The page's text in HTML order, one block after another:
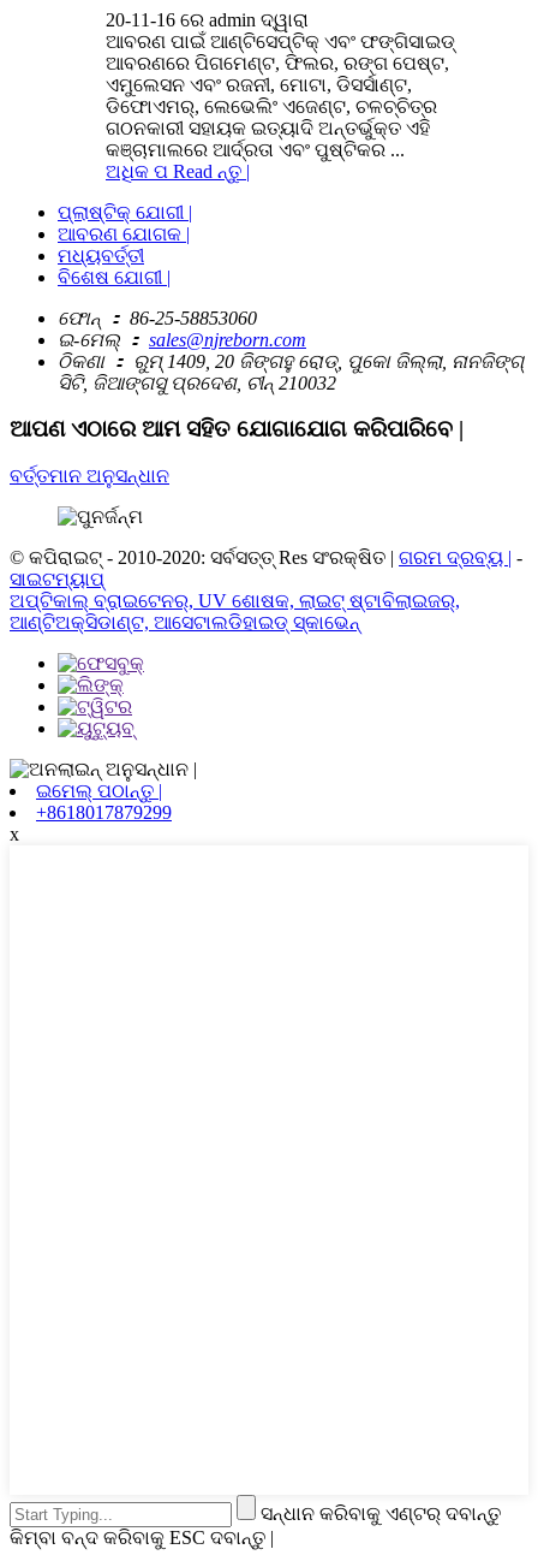
20-11-16 ରେ admin ଦ୍ୱାରା
ଆବରଣ ପାଇଁ ଆଣ୍ଟିସେପ୍ଟିକ୍ ଏବଂ ଫଙ୍ଗିସାଇଡ୍
ଆବରଣରେ ପିଗମେଣ୍ଟ, ଫିଲର, ରଙ୍ଗ ପେଷ୍ଟ,
ଏମୁଲେସନ ଏବଂ ରଜନୀ, ମୋଟା, ଡିସର୍ସାଣ୍ଟ,
ଡିଫୋଏମର୍, ଲେଭେଲିଂ ଏଜେଣ୍ଟ, ଚଳଚ୍ଚିତ୍ର
ଗଠନକାରୀ ସହାୟକ ଇତ୍ୟାଦି ଅନ୍ତର୍ଭୁକ୍ତ ଏହି
କଞ୍ଚାମାଲରେ ଆର୍ଦ୍ରତା ଏବଂ ପୁଷ୍ଟିକର ...
ଅଧିକ ପ Read ନ୍ତୁ |
ପ୍ଲାଷ୍ଟିକ୍ ଯୋଗୀ |
ଆବରଣ ଯୋଗକ |
ମଧ୍ୟବର୍ତ୍ତୀ
ବିଶେଷ ଯୋଗୀ |
ଫୋନ୍ ： 86-25-58853060
ଇ-ମେଲ୍ ： sales@njreborn.com
ଠିକଣା ： ରୁମ୍ 1409, 20 ଜିଙ୍ଗହୁ ରୋଡ୍, ପୁକୋ ଜିଲ୍ଲା, ନାନଜିଙ୍ଗ୍
ସିଟି, ଜିଆଙ୍ଗସୁ ପ୍ରଦେଶ, ଚୀନ୍ 210032
ଆପଣ ଏଠାରେ ଆମ ସହିତ ଯୋଗାଯୋଗ କରିପାରିବେ |
ବର୍ତ୍ତମାନ ଅନୁସନ୍ଧାନ
© କପିରାଇଟ୍ - 2010-2020: ସର୍ବସତ୍ତ୍ Res ସଂରକ୍ଷିତ | ଗରମ ଦ୍ରବ୍ୟ | -
ସାଇଟମ୍ୟାପ୍
ଅପ୍ଟିକାଲ୍ ବ୍ରାଇଟେନର୍, UV ଶୋଷକ, ଲାଇଟ୍ ଷ୍ଟାବିଲାଇଜର୍,
ଆଣ୍ଟିଅକ୍ସିଡାଣ୍ଟ, ଆସେଟାଲଡିହାଇଡ୍ ସ୍କାଭେନ୍
ଇମେଲ୍ ପଠାନ୍ତୁ |
+8618017879299
x
ସନ୍ଧାନ କରିବାକୁ ଏଣ୍ଟର୍ ଦବାନ୍ତୁ
କିମ୍ବା ବନ୍ଦ କରିବାକୁ ESC ଦବାନ୍ତୁ |